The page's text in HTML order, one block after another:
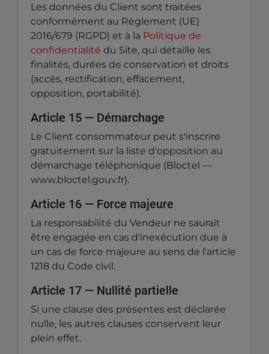
Les données du Client sont traitées
conformément au Règlement (UE)
2016/679 (RGPD) et à la Politique de
confidentialité du Site, qui détaille les
finalités, durées de conservation et droits
(accès, rectification, effacement,
opposition, portabilité).
Article 15 — Démarchage
Le Client consommateur peut s'inscrire
gratuitement sur la liste d'opposition au
démarchage téléphonique (Bloctel —
www.bloctel.gouv.fr).
Article 16 — Force majeure
La responsabilité du Vendeur ne saurait
être engagée en cas d'inexécution due à
un cas de force majeure au sens de l'article
1218 du Code civil.
Article 17 — Nullité partielle
Si une clause des présentes est déclarée
nulle, les autres clauses conservent leur
plein effet.